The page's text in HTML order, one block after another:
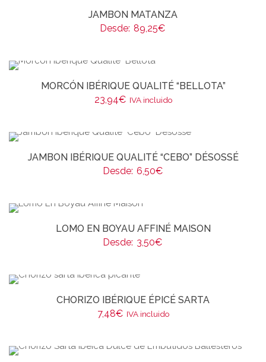
JAMBON MATANZA
Desde: 89,25€
MORCÓN IBÉRIQUE QUALITÉ “BELLOTA”
23,94€ IVA incluido
JAMBON IBÉRIQUE QUALITÉ “CEBO” DÉSOSSÉ
Desde: 6,50€
LOMO EN BOYAU AFFINÉ MAISON
Desde: 3,50€
CHORIZO IBÉRIQUE ÉPICÉ SARTA
7,48€ IVA incluido